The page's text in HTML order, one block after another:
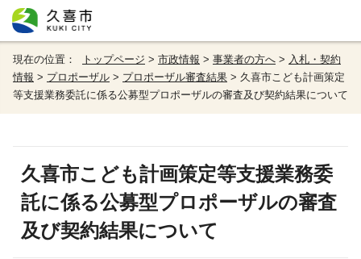
現在の位置： トップページ > 市政情報 > 事業者の方へ > 入札・契約
情報 > プロポーザル > プロポーザル審査結果 > 久喜市こども計画策定
等支援業務委託に係る公募型プロポーザルの審査及び契約結果について
久喜市こども計画策定等支援業務委
託に係る公募型プロポーザルの審査
及び契約結果について